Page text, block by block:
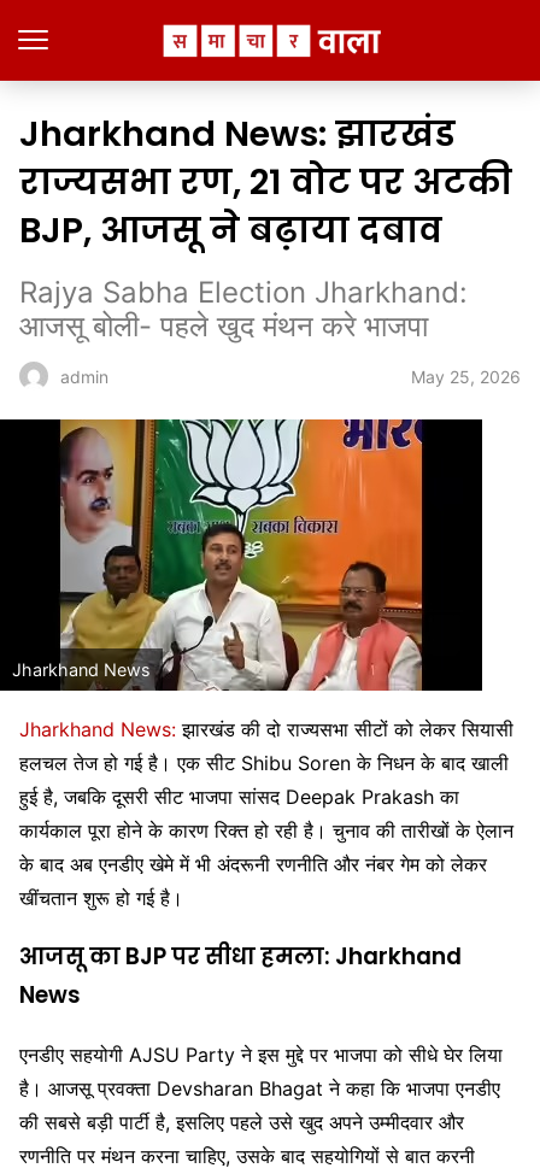
Jharkhand News: झारखंड
राज्यसभा रण, 21 वोट पर अटकी
BJP, आजसू ने बढ़ाया दबाव
Rajya Sabha Election Jharkhand:
आजसू बोली- पहले खुद मंथन करे भाजपा
admin May 25, 2026
Jharkhand News
Jharkhand News: झारखंड की दो राज्यसभा सीटों को लेकर सियासी
हलचल तेज हो गई है। एक सीट Shibu Soren के निधन के बाद खाली
हुई है, जबकि दूसरी सीट भाजपा सांसद Deepak Prakash का
कार्यकाल पूरा होने के कारण रिक्त हो रही है। चुनाव की तारीखों के ऐलान
के बाद अब एनडीए खेमे में भी अंदरूनी रणनीति और नंबर गेम को लेकर
खींचतान शुरू हो गई है।
आजसू का BJP पर सीधा हमला: Jharkhand
News
एनडीए सहयोगी AJSU Party ने इस मुद्दे पर भाजपा को सीधे घेर लिया
है। आजसू प्रवक्ता Devsharan Bhagat ने कहा कि भाजपा एनडीए
की सबसे बड़ी पार्टी है, इसलिए पहले उसे खुद अपने उम्मीदवार और
रणनीति पर मंथन करना चाहिए, उसके बाद सहयोगियों से बात करनी